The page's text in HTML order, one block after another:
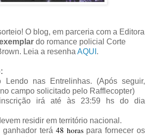
O blog, em parceria com a Editora
do romance policial Corte
Leia a resenha AQUI .
Lendo nas Entrelinhas. (Após seguir,
campo solicitado pelo Rafflecopter)
irá até às 23:59 hs do dia
residir em território nacional.
terá 48 horaspara fornecer os